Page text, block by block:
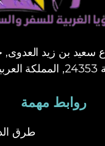
سعيد بن زيد
روابط مهمة
طرق